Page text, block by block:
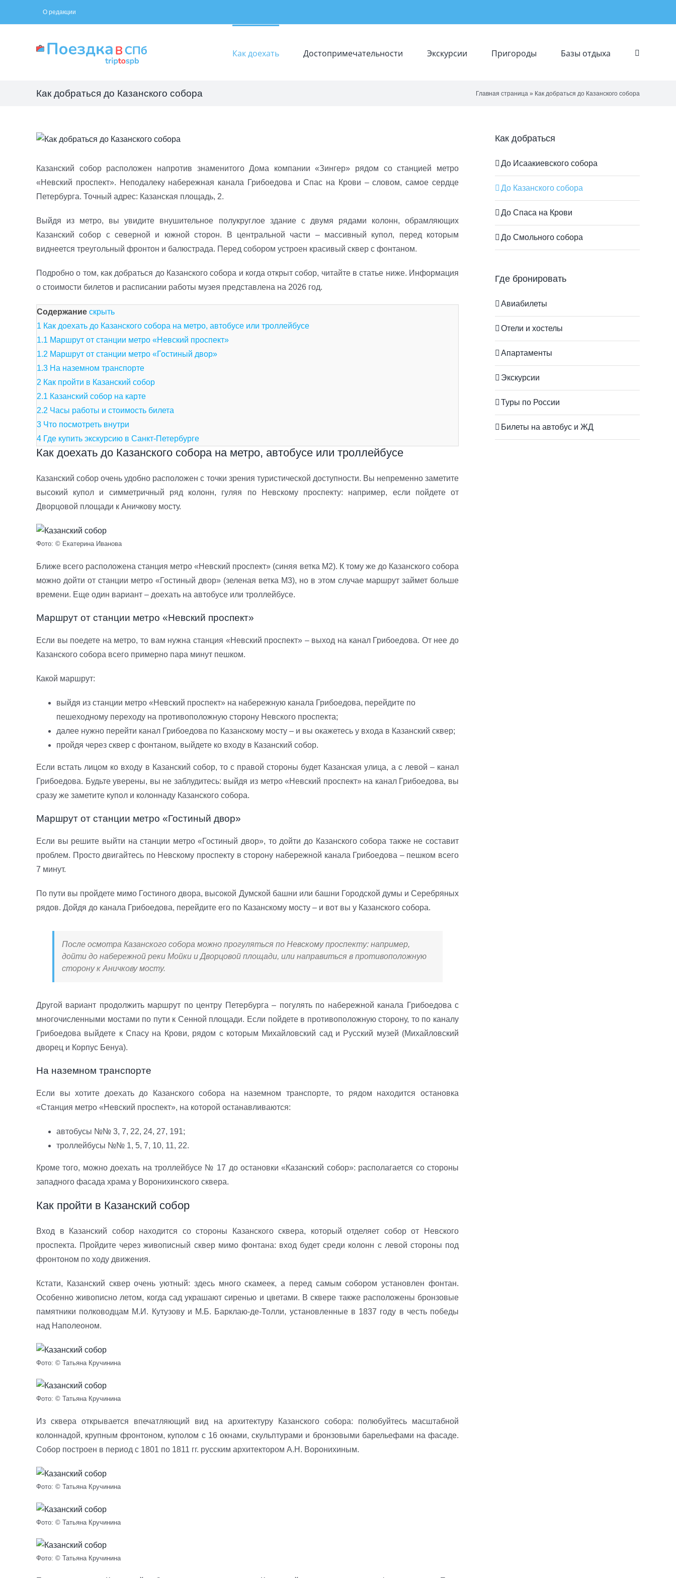
О редакции
Как доехать Достопримечательности Экскурсии Пригороды Базы отдыха
Как добраться до Казанского собора Главная страница » Как добраться до Казанского собора
View
Image
Казанский собор расположен напротив знаменитого Дома компании «Зингер» рядом со станцией метро
«Невский проспект». Неподалеку набережная канала Грибоедова и Спас на Крови – словом, самое сердце
Петербурга. Точный адрес: Казанская площадь, 2.
Выйдя из метро, вы увидите внушительное полукруглое здание с двумя рядами колонн, обрамляющих
Казанский собор с северной и южной сторон. В центральной части – массивный купол, перед которым
виднеется треугольный фронтон и балюстрада. Перед собором устроен красивый сквер с фонтаном.
Подробно о том, как добраться до Казанского собора и когда открыт собор, читайте в статье ниже. Информация
о стоимости билетов и расписании работы музея представлена на 2026 год.
Содержание скрыть
1 Как доехать до Казанского собора на метро, автобусе или троллейбусе
1.1 Маршрут от станции метро «Невский проспект»
1.2 Маршрут от станции метро «Гостиный двор»
1.3 На наземном транспорте
2 Как пройти в Казанский собор
2.1 Казанский собор на карте
2.2 Часы работы и стоимость билета
3 Что посмотреть внутри
4 Где купить экскурсию в Санкт-Петербурге
Как доехать до Казанского собора на метро, автобусе или троллейбусе
Казанский собор очень удобно расположен с точки зрения туристической доступности. Вы непременно заметите
высокий купол и симметричный ряд колонн, гуляя по Невскому проспекту: например, если пойдете от
Дворцовой площади к Аничкову мосту.
Фото: © Екатерина Иванова
Ближе всего расположена станция метро «Невский проспект» (синяя ветка М2). К тому же до Казанского собора
можно дойти от станции метро «Гостиный двор» (зеленая ветка М3), но в этом случае маршрут займет больше
времени. Еще один вариант – доехать на автобусе или троллейбусе.
Маршрут от станции метро «Невский проспект»
Если вы поедете на метро, то вам нужна станция «Невский проспект» – выход на канал Грибоедова. От нее до
Казанского собора всего примерно пара минут пешком.
Какой маршрут:
выйдя из станции метро «Невский проспект» на набережную канала Грибоедова, перейдите по
пешеходному переходу на противоположную сторону Невского проспекта;
далее нужно перейти канал Грибоедова по Казанскому мосту – и вы окажетесь у входа в Казанский сквер;
пройдя через сквер с фонтаном, выйдете ко входу в Казанский собор.
Если встать лицом ко входу в Казанский собор, то с правой стороны будет Казанская улица, а с левой – канал
Грибоедова. Будьте уверены, вы не заблудитесь: выйдя из метро «Невский проспект» на канал Грибоедова, вы
сразу же заметите купол и колоннаду Казанского собора.
Маршрут от станции метро «Гостиный двор»
Если вы решите выйти на станции метро «Гостиный двор», то дойти до Казанского собора также не составит
проблем. Просто двигайтесь по Невскому проспекту в сторону набережной канала Грибоедова – пешком всего
7 минут.
По пути вы пройдете мимо Гостиного двора, высокой Думской башни или башни Городской думы и Серебряных
рядов. Дойдя до канала Грибоедова, перейдите его по Казанскому мосту – и вот вы у Казанского собора.
После осмотра Казанского собора можно прогуляться по Невскому проспекту: например,
дойти до набережной реки Мойки и Дворцовой площади, или направиться в противоположную
сторону к Аничкову мосту.
Другой вариант продолжить маршрут по центру Петербурга – погулять по набережной канала Грибоедова с
многочисленными мостами по пути к Сенной площади. Если пойдете в противоположную сторону, то по каналу
Грибоедова выйдете к Спасу на Крови, рядом с которым Михайловский сад и Русский музей (Михайловский
дворец и Корпус Бенуа).
На наземном транспорте
Если вы хотите доехать до Казанского собора на наземном транспорте, то рядом находится остановка
«Станция метро «Невский проспект», на которой останавливаются:
автобусы №№ 3, 7, 22, 24, 27, 191;
троллейбусы №№ 1, 5, 7, 10, 11, 22.
Кроме того, можно доехать на троллейбусе № 17 до остановки «Казанский собор»: располагается со стороны
западного фасада храма у Воронихинского сквера.
Как пройти в Казанский собор
Вход в Казанский собор находится со стороны Казанского сквера, который отделяет собор от Невского
проспекта. Пройдите через живописный сквер мимо фонтана: вход будет среди колонн с левой стороны под
фронтоном по ходу движения.
Кстати, Казанский сквер очень уютный: здесь много скамеек, а перед самым собором установлен фонтан.
Особенно живописно летом, когда сад украшают сиренью и цветами. В сквере также расположены бронзовые
памятники полководцам М.И. Кутузову и М.Б. Барклаю-де-Толли, установленные в 1837 году в честь победы
над Наполеоном.
Фото: © Татьяна Кручинина
Фото: © Татьяна Кручинина
Из сквера открывается впечатляющий вид на архитектуру Казанского собора: полюбуйтесь масштабной
колоннадой, крупным фронтоном, куполом с 16 окнами, скульптурами и бронзовыми барельефами на фасаде.
Собор построен в период с 1801 по 1811 гг. русским архитектором А.Н. Воронихиным.
Фото: © Татьяна Кручинина
Фото: © Татьяна Кручинина
Фото: © Татьяна Кручинина
Как добраться
До Исаакиевского собора
До Казанского собора
До Спаса на Крови
До Смольного собора
Где бронировать
Авиабилеты
Отели и хостелы
Апартаменты
Экскурсии
Туры по России
Билеты на автобус и ЖД